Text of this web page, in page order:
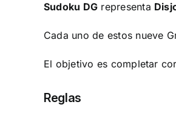
Sudoku DG representa
Cada uno de estos nueve
El objetivo es completar
Reglas